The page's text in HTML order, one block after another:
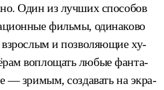
Один из луч­ших спо­собов
филь­мы, оди­нако­во
и поз­во­ля­ющие ху­
воп­ло­щать лю­бые фан­та­
— зри­мым, соз­да­вать на эк­ра­